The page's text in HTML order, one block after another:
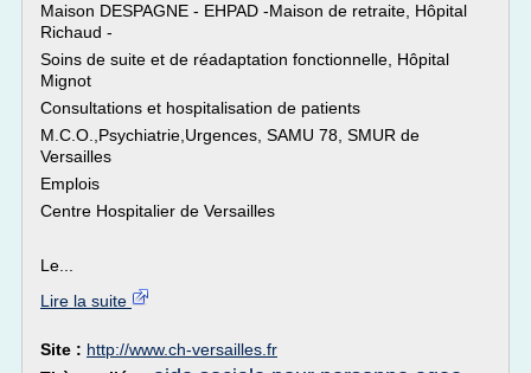
Maison DESPAGNE - EHPAD -Maison de retraite, Hôpital
Richaud -
Soins de suite et de réadaptation fonctionnelle, Hôpital
Mignot
Consultations et hospitalisation de patients
M.C.O.,Psychiatrie,Urgences, SAMU 78, SMUR de
Versailles
Emplois
Centre Hospitalier de Versailles
Le...
Lire la suite
Site : http://www.ch-versailles.fr